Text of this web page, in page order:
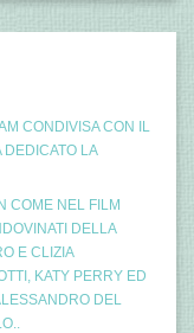
CONDIVISA CON IL
DEDICATO LA
COME NEL FILM
DELLA
E CLIZIA
KATY PERRY ED
DEL